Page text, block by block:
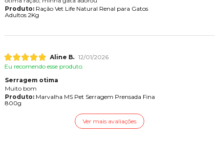
Produto:Ração Vet Life Natural Renal para Gatos
Adultos 2Kg
Aline B. 12/01/2026
Eu recomendo esse produto.
Serragem otima
Muito bom
Produto:Marvalha MS Pet Serragem Prensada Fina
800g
Ver mais avaliações